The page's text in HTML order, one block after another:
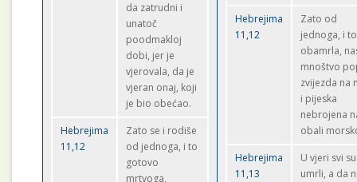
da zatrudni i
unatoč
poodmakloj
dobi, jer je
vjerovala, da je
vjeran onaj, koji
je bio obećao.
Hebrejima
11,12
Zato se i rodiše
od jednoga, i to
gotovo
mrtvoga,
Hebrejima
11,12
Zato od
jednoga, i to
obamrla,
mnoštvo
zvijezda na
i pijeska
nebrojena
obali
Hebrejima
11,13
U vjeri svi
umrli, a da